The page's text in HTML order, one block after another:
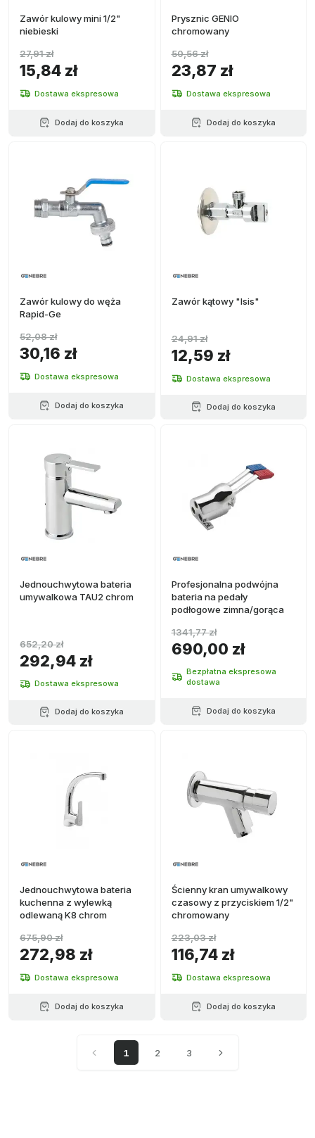
Zawór kulowy mini 1/2"
niebieski
15,84 zł
27,91 zł
Dostawa ekspresowa
Dodaj do koszyka
Prysznic GENIO
chromowany
23,87 zł
50,56 zł
Dostawa ekspresowa
Dodaj do koszyka
Zawór kulowy do węża
Rapid-Ge
30,16 zł
52,08 zł
Dostawa ekspresowa
Dodaj do koszyka
Zawór kątowy "Isis"
12,59 zł
24,91 zł
Dostawa ekspresowa
Dodaj do koszyka
Jednouchwytowa bateria
umywalkowa TAU2 chrom
292,94 zł
652,20 zł
Dostawa ekspresowa
Dodaj do koszyka
Profesjonalna podwójna
bateria na pedały
podłogowe zimna/gorąca
690,00 zł
1341,77 zł
Bezpłatna ekspresowa
dostawa
Dodaj do koszyka
Jednouchwytowa bateria
kuchenna z wylewką
odlewaną K8 chrom
272,98 zł
675,90 zł
Dostawa ekspresowa
Dodaj do koszyka
Ścienny kran umywalkowy
czasowy z przyciskiem 1/2"
chromowany
116,74 zł
223,03 zł
Dostawa ekspresowa
Dodaj do koszyka
1 2 3